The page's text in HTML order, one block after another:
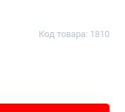
Код товара: 1810